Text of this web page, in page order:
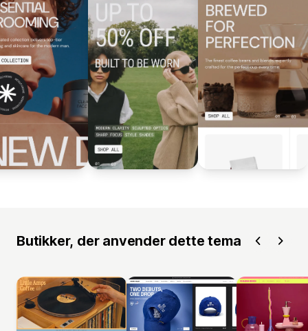
Butikker, der anvender dette tema